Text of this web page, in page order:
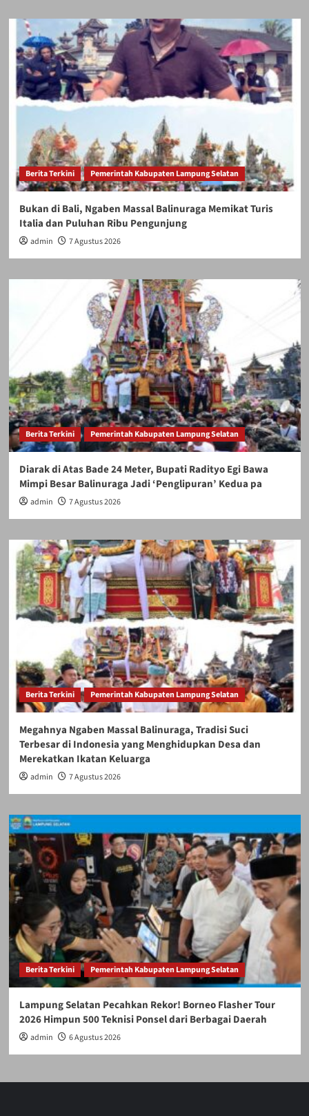
Berita Terkini Pemerintah Kabupaten Lampung Selatan
Bukan di Bali, Ngaben Massal Balinuraga Memikat Turis
Italia dan Puluhan Ribu Pengunjung
admin 7 Agustus 2026
Berita Terkini Pemerintah Kabupaten Lampung Selatan
Diarak di Atas Bade 24 Meter, Bupati Radityo Egi Bawa
Mimpi Besar Balinuraga Jadi ‘Penglipuran’ Kedua pa
admin 7 Agustus 2026
Berita Terkini Pemerintah Kabupaten Lampung Selatan
Megahnya Ngaben Massal Balinuraga, Tradisi Suci
Terbesar di Indonesia yang Menghidupkan Desa dan
Merekatkan Ikatan Keluarga
admin 7 Agustus 2026
Berita Terkini Pemerintah Kabupaten Lampung Selatan
Lampung Selatan Pecahkan Rekor! Borneo Flasher Tour
2026 Himpun 500 Teknisi Ponsel dari Berbagai Daerah
admin 6 Agustus 2026